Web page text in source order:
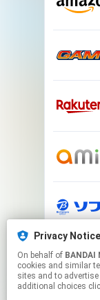
Privacy Notice
On behalf of
cookies and similar
sites and to
additional choices